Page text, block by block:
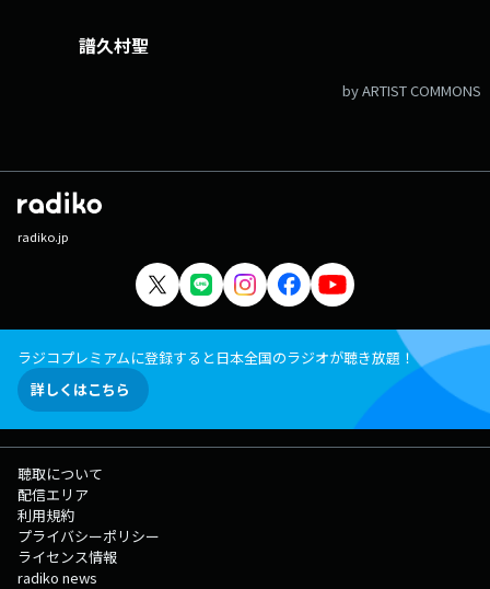
譜久村聖
by ARTIST COMMONS
radiko.jp
ラジコプレミアムに登録すると日本全国のラジオが聴き放題！
詳しくはこちら
聴取について
配信エリア
利用規約
プライバシーポリシー
ライセンス情報
radiko news